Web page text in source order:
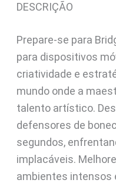
DESCRIÇÃO
Prepare-se para
para dispositivos
criatividade e
mundo onde a
talento artístico.
defensores de
segundos,
implacáveis.
ambientes intensos